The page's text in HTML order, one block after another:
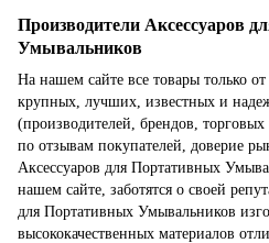
Производители Аксессуаров
Умывальников
На нашем сайте все товары только
крупных, лучших, известных и
(производителей, брендов,
по отзывам покупателей, доверие
Аксессуаров для Портативных
нашем сайте, заботятся о своей
для Портативных Умывальников
высококачественных материалов